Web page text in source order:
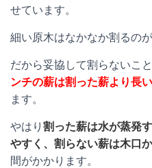
せています。
細い原木はなかなか割るの
だから妥協して割らないこ
ンチの薪は割った薪より長
ます。
やはり 割った薪は水が蒸発
やすく、割らない薪は木口
間がかかります。